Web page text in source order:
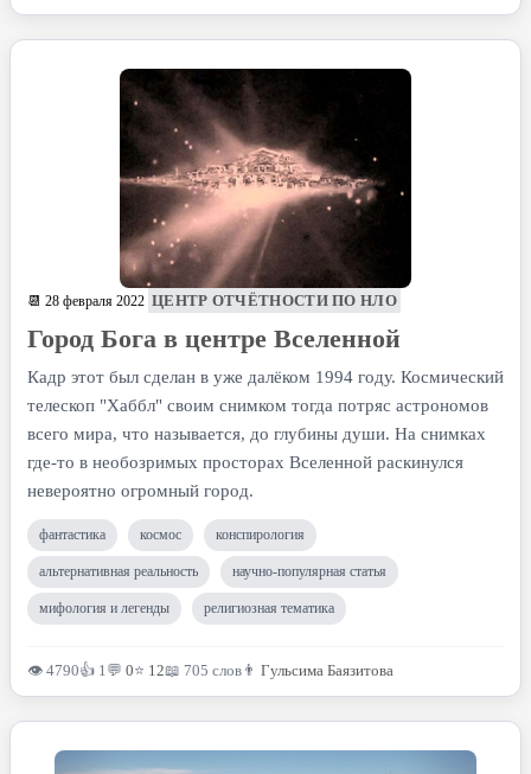
📆 28 февраля 2022 ЦЕНТР ОТЧЁТНОСТИ ПО НЛО
Город Бога в центре Вселенной
Кадр этот был сделан в уже далёком 1994 году. Космический
телескоп "Хаббл" своим снимком тогда потряс астрономов
всего мира, что называется, до глубины души. На снимках
где-то в необозримых просторах Вселенной раскинулся
невероятно огромный город.
фантастика космос конспирология
альтернативная реальность научно-популярная статья
мифология и легенды религиозная тематика
👁 4790👍 1 💬 0⭐ 12📖 705 слов 👨 Гульсима Баязитова